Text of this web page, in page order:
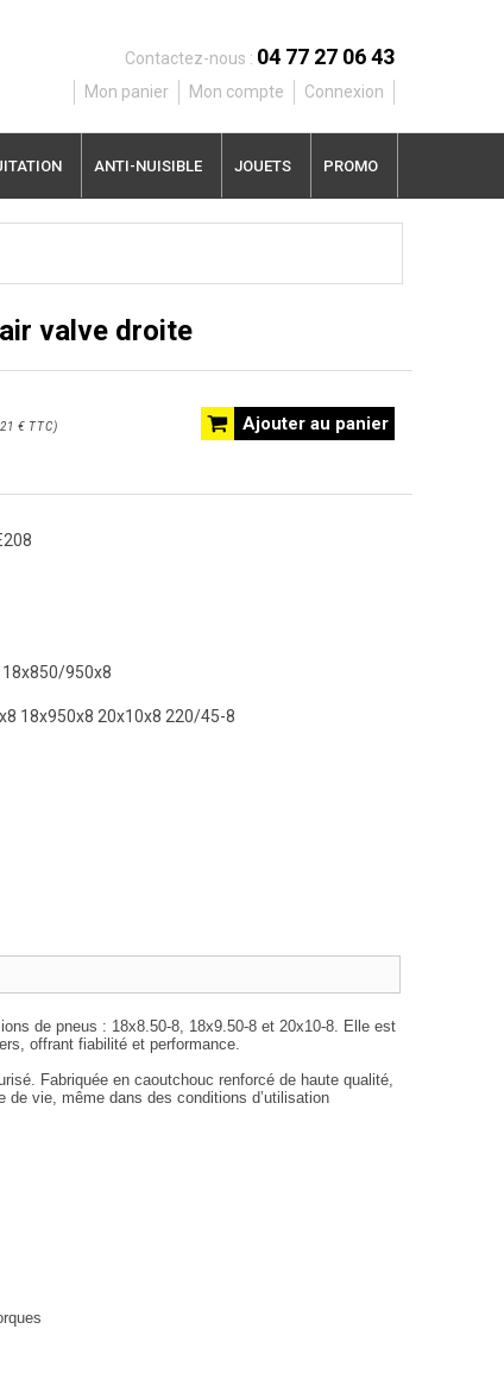
Contactez-nous : 04 77 27 06 43
Mon panier Mon compte Connexion
ANTI-NUISIBLE JOUETS PROMO
valve droite
Ajouter au panier
€ TTC)
18x850/950x8
18x950x8 20x10x8 220/45-8
de pneus : 18x8.50-8, 18x9.50-8 et 20x10-8. Elle est
offrant fiabilité et performance.
Fabriquée en caoutchouc renforcé de haute qualité,
de vie, même dans des conditions d’utilisation